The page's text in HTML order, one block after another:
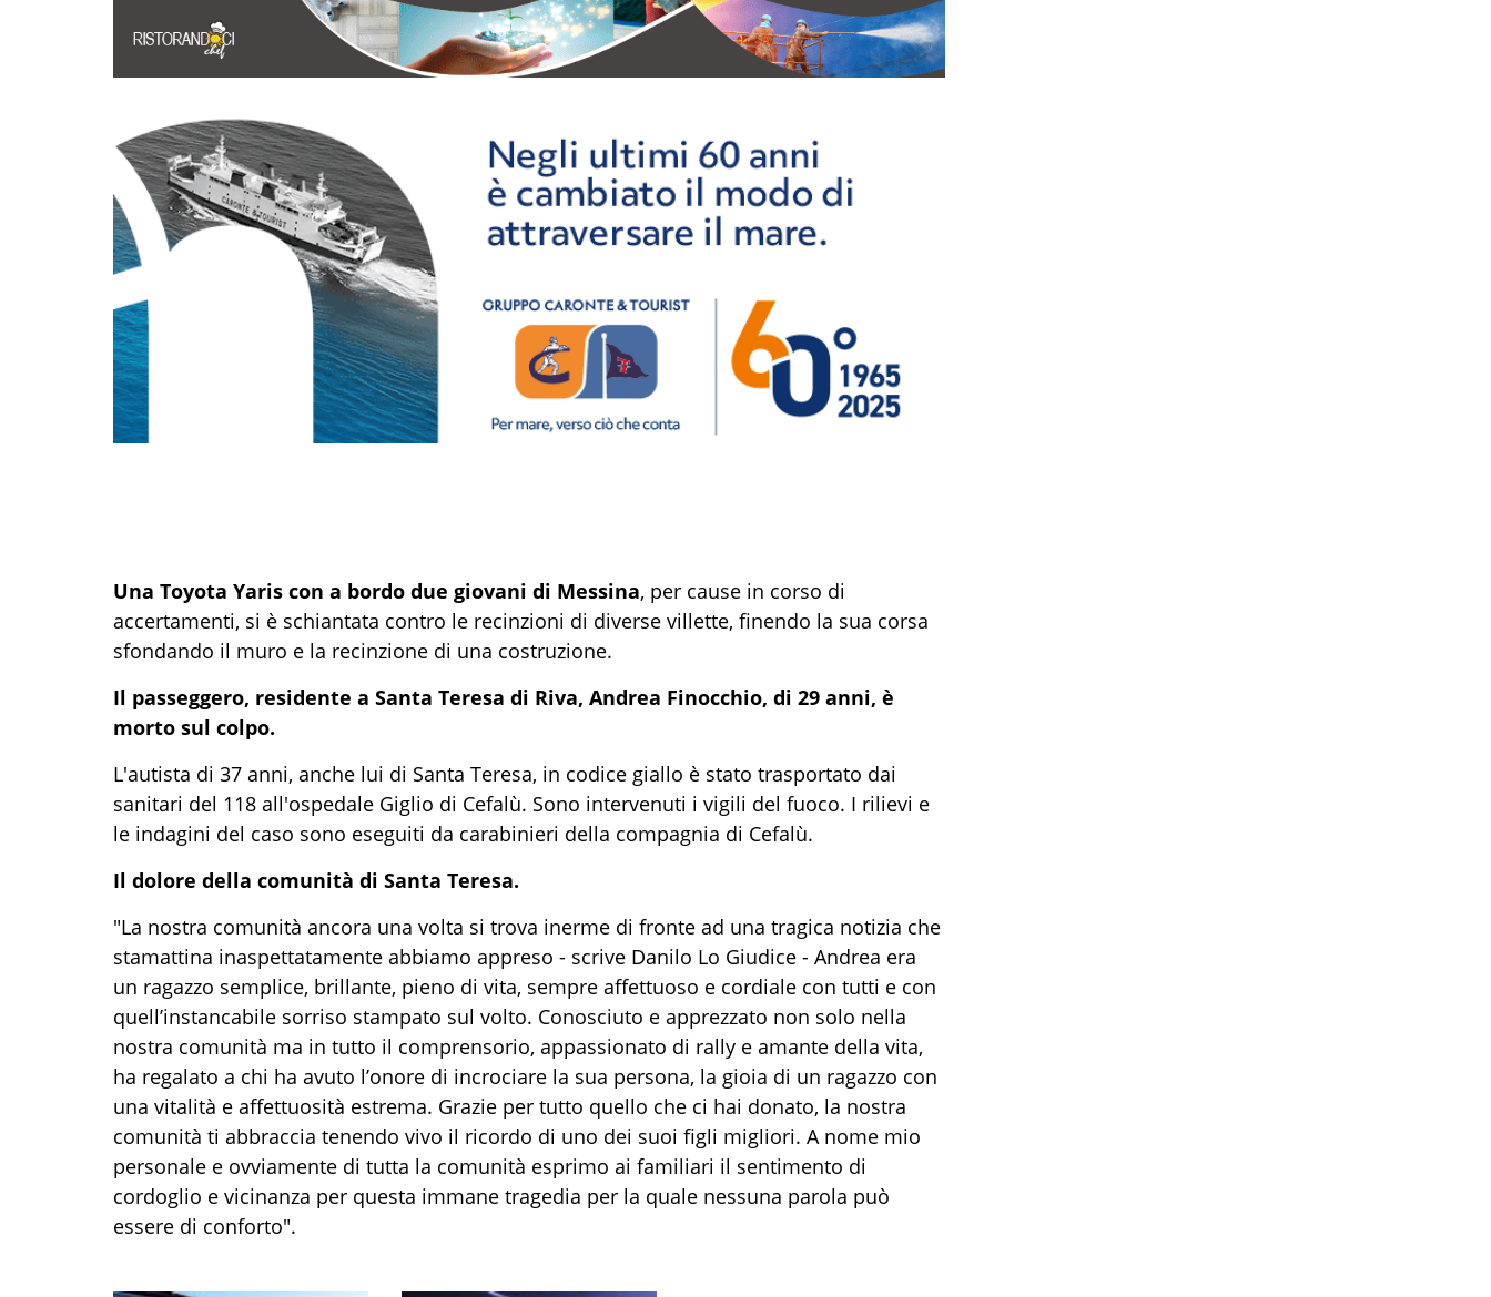
Una Toyota Yaris con a bordo due giovani di Messina, per cause in corso di
accertamenti, si è schiantata contro le recinzioni di diverse villette, finendo la sua corsa
sfondando il muro e la recinzione di una costruzione.
Il passeggero, residente a Santa Teresa di Riva, Andrea Finocchio, di 29 anni, è
morto sul colpo.
L'autista di 37 anni, anche lui di Santa Teresa, in codice giallo è stato trasportato dai
sanitari del 118 all'ospedale Giglio di Cefalù. Sono intervenuti i vigili del fuoco. I rilievi e
le indagini del caso sono eseguiti da carabinieri della compagnia di Cefalù.
Il dolore della comunità di Santa Teresa.
"La nostra comunità ancora una volta si trova inerme di fronte ad una tragica notizia che
stamattina inaspettatamente abbiamo appreso - scrive Danilo Lo Giudice - Andrea era
un ragazzo semplice, brillante, pieno di vita, sempre affettuoso e cordiale con tutti e con
quell’instancabile sorriso stampato sul volto. Conosciuto e apprezzato non solo nella
nostra comunità ma in tutto il comprensorio, appassionato di rally e amante della vita,
ha regalato a chi ha avuto l’onore di incrociare la sua persona, la gioia di un ragazzo con
una vitalità e affettuosità estrema. Grazie per tutto quello che ci hai donato, la nostra
comunità ti abbraccia tenendo vivo il ricordo di uno dei suoi figli migliori. A nome mio
personale e ovviamente di tutta la comunità esprimo ai familiari il sentimento di
cordoglio e vicinanza per questa immane tragedia per la quale nessuna parola può
essere di conforto".